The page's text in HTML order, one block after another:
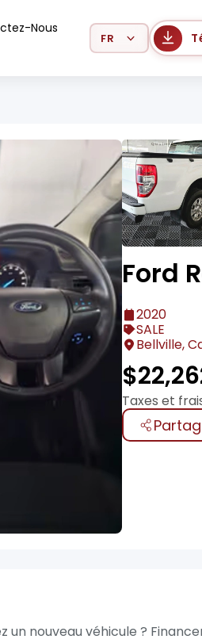
Nous Select Language
Ford
2020
SALE
Bellville,
$
Taxes et
un nouveau véhicule ?